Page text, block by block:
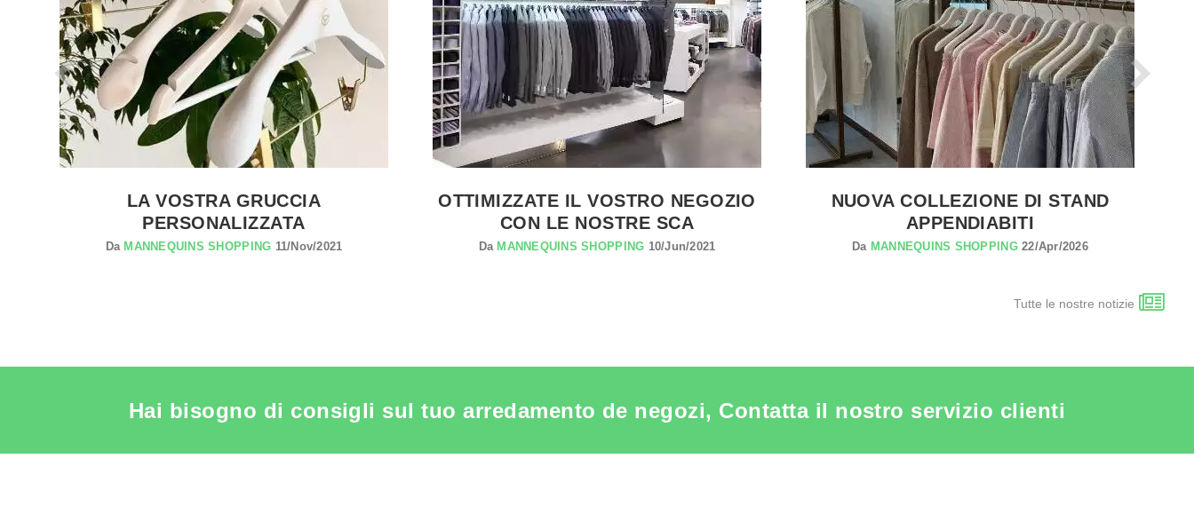
LA VOSTRA GRUCCIA
PERSONALIZZATA
Da MANNEQUINS SHOPPING 11/Nov/2021
OTTIMIZZATE IL VOSTRO NEGOZIO
CON LE NOSTRE SCA
Da MANNEQUINS SHOPPING 10/Jun/2021
NUOVA COLLEZIONE DI STAND
APPENDIABITI
Da MANNEQUINS SHOPPING22/Apr/2026
Tutte le nostre notizie
Hai bisogno di consigli sul tuo arredamento de negozi, Contatta il nostro servizio clienti